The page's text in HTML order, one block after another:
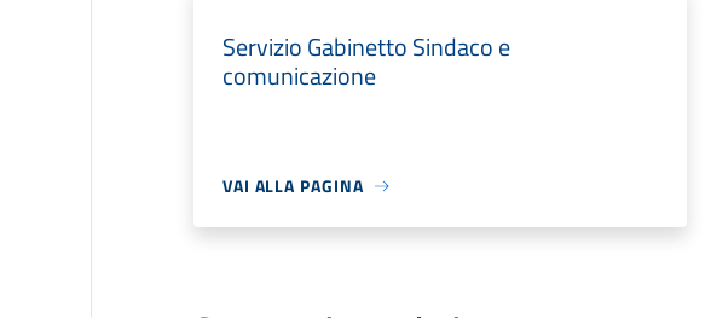
Servizio Gabinetto Sindaco e
comunicazione
VAI ALLA PAGINA